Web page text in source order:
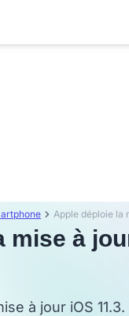
mise à
à jour iOS